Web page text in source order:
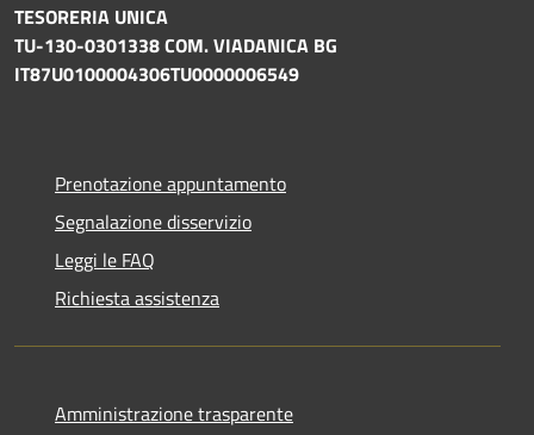
TESORERIA UNICA
TU-130-0301338 COM. VIADANICA BG
IT87U0100004306TU0000006549
Prenotazione appuntamento
Segnalazione disservizio
Leggi le FAQ
Richiesta assistenza
Amministrazione trasparente